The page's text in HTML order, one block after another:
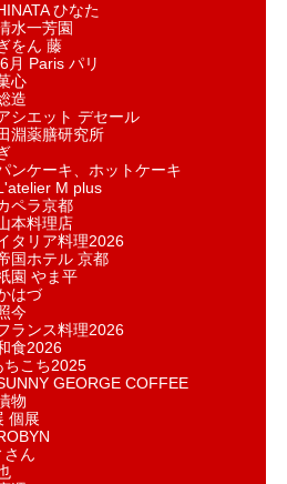
ひなた
水一芳園
をん 藤
月 Paris パリ
心
造
エット デセール
淵薬膳研究所
ケーキ、ホットケーキ
M plus
ペラ京都
本料理店
リア料理2026
ホテル 京都
園 やま平
はづ
今
ンス料理2026
食2026
ちこち2025
GEORGE COFFEE
物
個展
さん